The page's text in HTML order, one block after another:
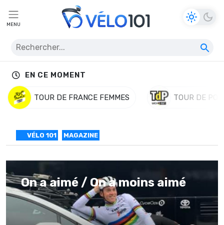
MENU
EN CE MOMENT
TOUR DE FRANCE FEMMES TOUR DE
VÉLO 101 MAGAZINE
On a aimé / On a moins aimé